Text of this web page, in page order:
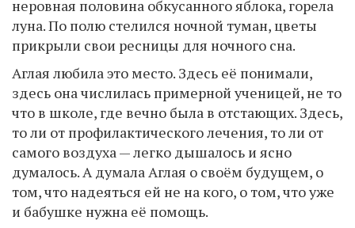
неровная половина обкусанного яблока, горела
луна. По полю стелился ночной туман, цветы
прикрыли свои ресницы для ночного сна.
Аглая любила это место. Здесь её понимали,
здесь она числилась примерной ученицей, не то
что в школе, где вечно была в отстающих. Здесь,
то ли от профилактического лечения, то ли от
самого воздуха — легко дышалось и ясно
думалось. А думала Аглая о своём будущем, о
том, что надеяться ей не на кого, о том, что уже
и бабушке нужна её помощь.